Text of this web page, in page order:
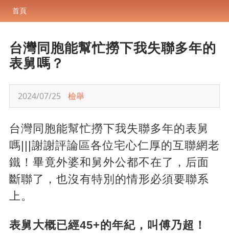
首頁
台灣同胞能幫忙撈下我失聯多年的
表舅嗎？
2024/07/25 檢舉
台灣同胞能幫忙撈下我失聯多年的表舅
嗎|||謝謝評論區各位宅心仁厚的互聯網老
鐵！畢竟外婆和舅外公都不在了，后面
斷聯了，也沒有特別的情形必須要聯系
上。
表舅大概已經45+的年紀，叫傅乃超！